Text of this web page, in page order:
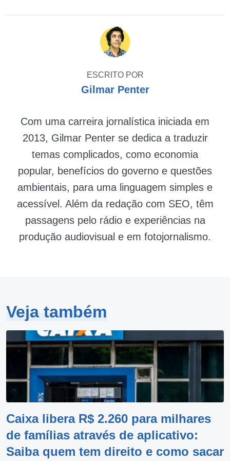
ESCRITO POR
Gilmar Penter
Com uma carreira jornalística iniciada em
2013, Gilmar Penter se dedica a traduzir
temas complicados, como economia
popular, benefícios do governo e questões
ambientais, para uma linguagem simples e
acessível. Além da redação com SEO, têm
passagens pelo rádio e experiências na
produção audiovisual e em fotojornalismo.
Veja também
Caixa libera R$ 2.260 para milhares
de famílias através de aplicativo:
Saiba quem tem direito e como sacar